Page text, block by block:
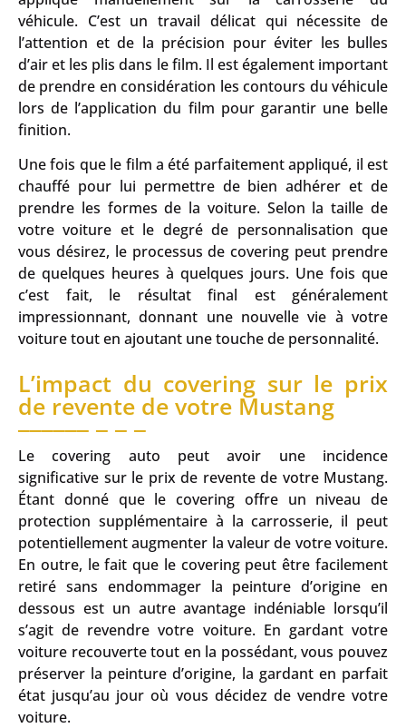
véhicule. C’est un travail délicat qui nécessite de
l’attention et de la précision pour éviter les bulles
d’air et les plis dans le film. Il est également important
de prendre en considération les contours du véhicule
lors de l’application du film pour garantir une belle
finition.
Une fois que le film a été parfaitement appliqué, il est
chauffé pour lui permettre de bien adhérer et de
prendre les formes de la voiture. Selon la taille de
votre voiture et le degré de personnalisation que
vous désirez, le processus de covering peut prendre
de quelques heures à quelques jours. Une fois que
c’est fait, le résultat final est généralement
impressionnant, donnant une nouvelle vie à votre
voiture tout en ajoutant une touche de personnalité.
L’impact du covering sur le prix
de revente de votre Mustang
Le covering auto peut avoir une incidence
significative sur le prix de revente de votre Mustang.
Étant donné que le covering offre un niveau de
protection supplémentaire à la carrosserie, il peut
potentiellement augmenter la valeur de votre voiture.
En outre, le fait que le covering peut être facilement
retiré sans endommager la peinture d’origine en
dessous est un autre avantage indéniable lorsqu’il
s’agit de revendre votre voiture. En gardant votre
voiture recouverte tout en la possédant, vous pouvez
préserver la peinture d’origine, la gardant en parfait
état jusqu’au jour où vous décidez de vendre votre
voiture.